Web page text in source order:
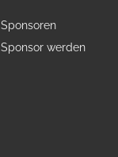
Sponsoren
Sponsor werden